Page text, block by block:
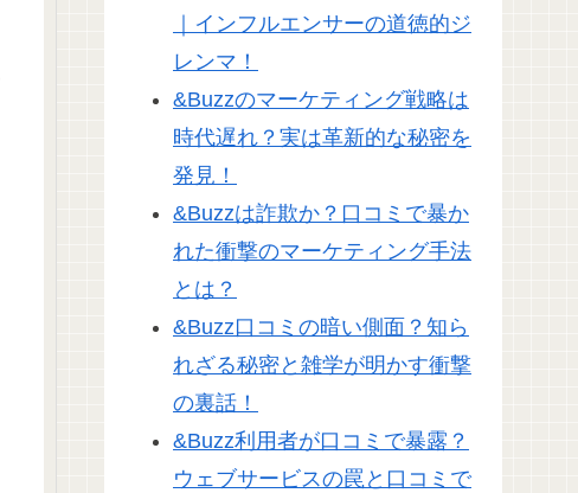
｜インフルエンサーの道徳的ジ
レンマ！
&Buzzのマーケティング戦略は
時代遅れ？実は革新的な秘密を
発見！
&Buzzは詐欺か？口コミで暴か
れた衝撃のマーケティング手法
とは？
&Buzz口コミの暗い側面？知ら
れざる秘密と雑学が明かす衝撃
の裏話！
&Buzz利用者が口コミで暴露？
ウェブサービスの罠と口コミで